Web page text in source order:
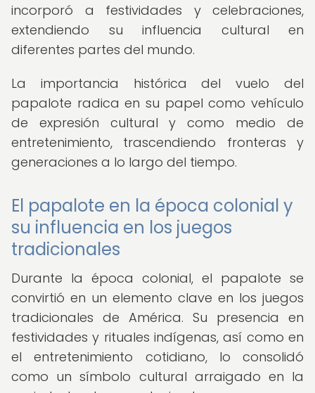
incorporó a festividades y celebraciones,
extendiendo su influencia cultural en
diferentes partes del mundo.
La importancia histórica del vuelo del
papalote radica en su papel como vehículo
de expresión cultural y como medio de
entretenimiento, trascendiendo fronteras y
generaciones a lo largo del tiempo.
El papalote en la época colonial y
su influencia en los juegos
tradicionales
Durante la época colonial, el papalote se
convirtió en un elemento clave en los juegos
tradicionales de América. Su presencia en
festividades y rituales indígenas, así como en
el entretenimiento cotidiano, lo consolidó
como un símbolo cultural arraigado en la